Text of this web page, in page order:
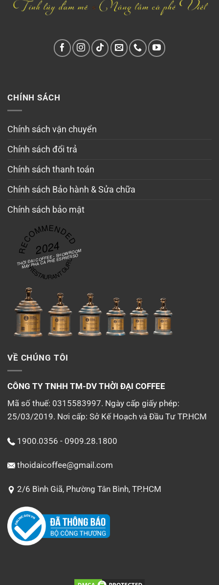
CHÍNH SÁCH
Chính sách vận chuyển
Chính sách đổi trả
Chính sách thanh toán
Chính sách Bảo hành & Sửa chữa
Chính sách bảo mật
RECOMMENDED
2024
THỜI ĐẠI COFFEE - SHOWROOM
MÁY PHA CÀ PHÊ ESPRESSO
RESTAURANT GURU
VỀ CHÚNG TÔI
CÔNG TY TNHH TM-DV THỜI ĐẠI COFFEE
Mã số thuế: 0315583997. Ngày cấp giấy phép:
25/03/2019. Nơi cấp: Sở Kế Hoạch và Đầu Tư TP.HCM
1900.0356 - 0909.28.1800
thoidaicoffee@gmail.com
2/6 Bình Giã, Phường Tân Bình, TP.HCM